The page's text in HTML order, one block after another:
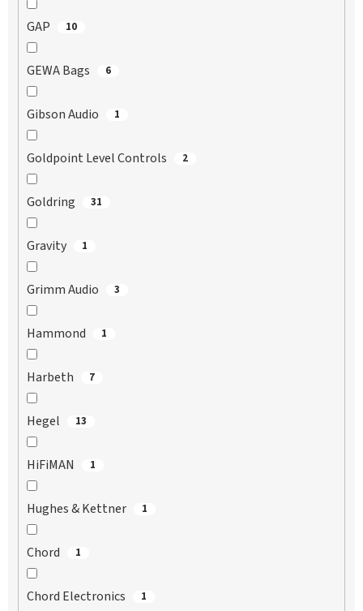
GAP 10
GEWA Bags 6
Gibson Audio 1
Goldpoint Level Controls 2
Goldring 31
Gravity 1
Grimm Audio 3
Hammond 1
Harbeth 7
Hegel 13
HiFiMAN 1
Hughes & Kettner 1
Chord 1
Chord Electronics 1